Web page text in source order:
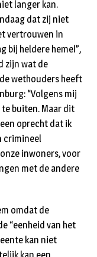
langer kan.
dat zij niet
vertrouwen in
bij heldere hemel”,
zijn wat de
wethouders heeft
“Volgens mij
buiten. Maar dit
oprecht dat ik
crimineel
inwoners, voor
met de andere
omdat de
“eenheid van het
kan niet